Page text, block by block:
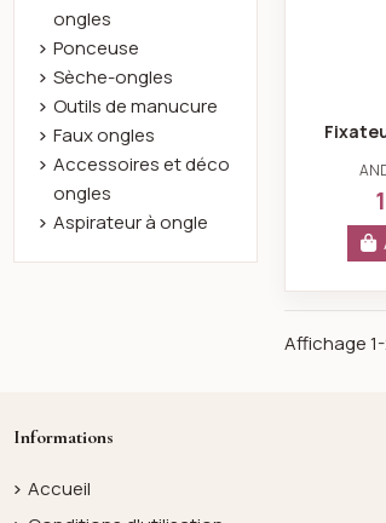
Affichage
ongles
Ponceuse
Sèche-ongles
Outils de manucure
Faux ongles
Accessoires et déco
ongles
Aspirateur à ongle
Informations
Accueil